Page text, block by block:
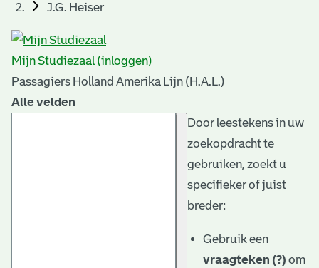
J.G. Heiser
Mijn Studiezaal (inloggen)
Passagiers Holland Amerika Lijn (H.A.L.)
Alle velden
Door leestekens in uw
zoekopdracht te
gebruiken, zoekt u
specifieker of juist
breder:
Gebruik een
vraagteken (?) om